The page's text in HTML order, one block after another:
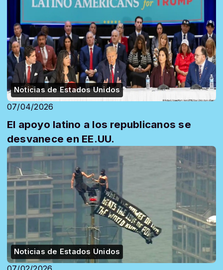
Noticias de Estados Unidos
07/04/2026
El apoyo latino a los republicanos se
desvanece en EE.UU.
Noticias de Estados Unidos